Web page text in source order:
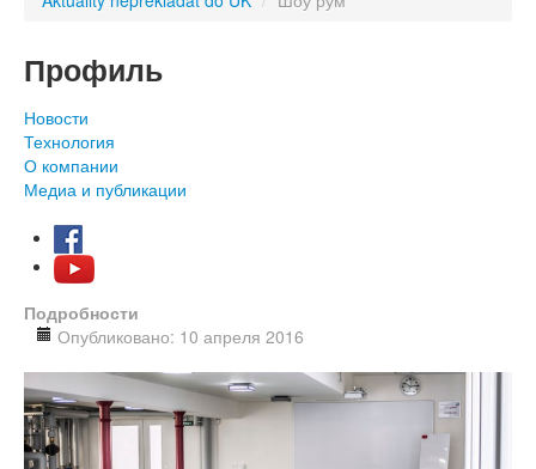
Профиль
Новости
Технология
О компании
Медиа и публикации
Подробности
Опубликовано: 10 апреля 2016